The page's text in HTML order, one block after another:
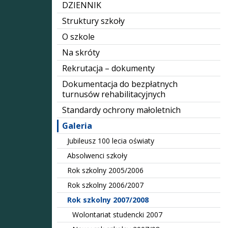
DZIENNIK
Struktury szkoły
O szkole
Na skróty
Rekrutacja – dokumenty
Dokumentacja do bezpłatnych
turnusów rehabilitacyjnych
Standardy ochrony małoletnich
Galeria
Jubileusz 100 lecia oświaty
Absolwenci szkoły
Rok szkolny 2005/2006
Rok szkolny 2006/2007
Rok szkolny 2007/2008
Wolontariat studencki 2007